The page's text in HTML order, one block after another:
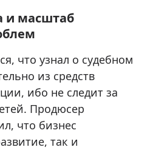
и масштаб
что узнал о судебном
из средств
ибо не следит за
Продюсер
что бизнес
так и